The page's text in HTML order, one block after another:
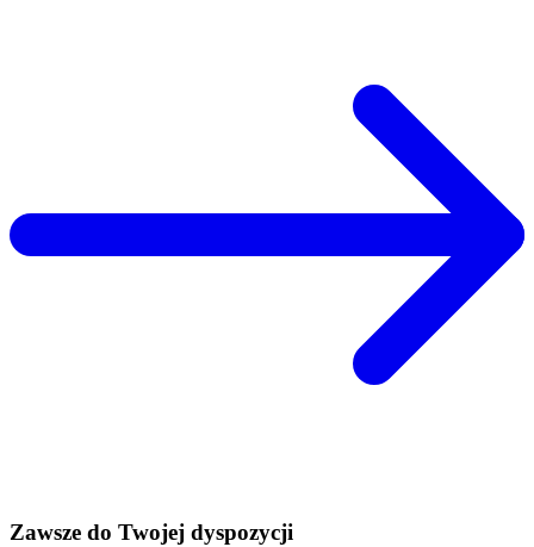
Zawsze do Twojej dyspozycji